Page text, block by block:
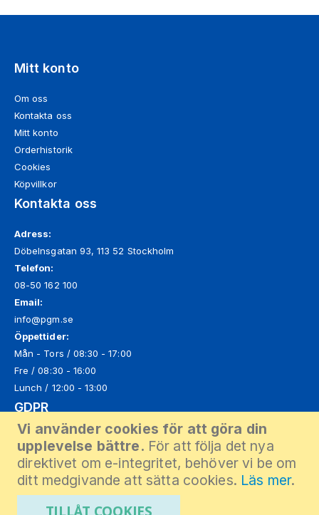
Vi använder cookies för att göra din
upplevelse bättre. För att följa det nya
direktivet om e-integritet, behöver vi be om
ditt medgivande att sätta cookies. Läs mer.
Mitt konto
Om oss
Kontakta oss
Mitt konto
Orderhistorik
Cookies
Köpvillkor
Kontakta oss
Adress:
Döbelnsgatan 93, 113 52 Stockholm
Telefon:
08-50 162 100
Email:
info@pgm.se
Öppettider:
Mån - Tors / 08:30 - 17:00
Fre / 08:30 - 16:00
Lunch / 12:00 - 13:00
GDPR
Läs mer om hur vi hanterar dina personuppgifter enligt GDPR.
Klicka här